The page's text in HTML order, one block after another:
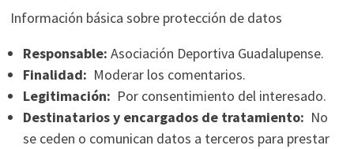
Información básica sobre protección de datos
Responsable: Asociación Deportiva Guadalupense.
Finalidad: Moderar los comentarios.
Legitimación: Por consentimiento del interesado.
Destinatarios y encargados de tratamiento: No
se ceden o comunican datos a terceros para prestar